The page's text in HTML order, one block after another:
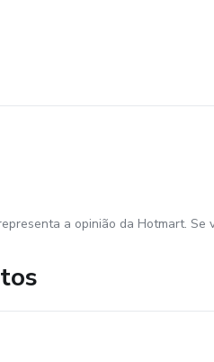
a opinião da Hotmart. Se